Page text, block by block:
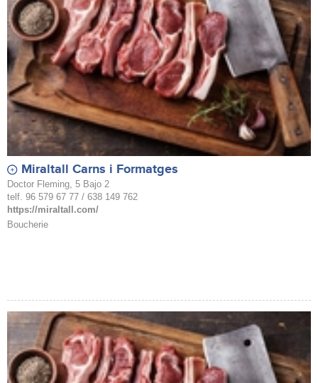
Miraltall Carns i Formatges
Doctor Fleming, 5 Bajo 2
telf. 96 579 67 77 / 638 149 762
https://miraltall.com/
Boucherie